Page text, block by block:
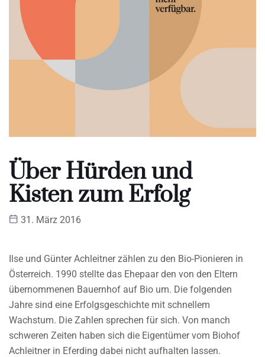
Über Hürden und
Kisten zum Erfolg
31. März 2016
Ilse und Günter Achleitner zählen zu den Bio-Pionieren in
Österreich. 1990 stellte das Ehepaar den von den Eltern
übernommenen Bauernhof auf Bio um. Die folgenden
Jahre sind eine Erfolgsgeschichte mit schnellem
Wachstum. Die Zahlen sprechen für sich. Von manch
schweren Zeiten haben sich die Eigentümer vom Biohof
Achleitner in Eferding dabei nicht aufhalten lassen.